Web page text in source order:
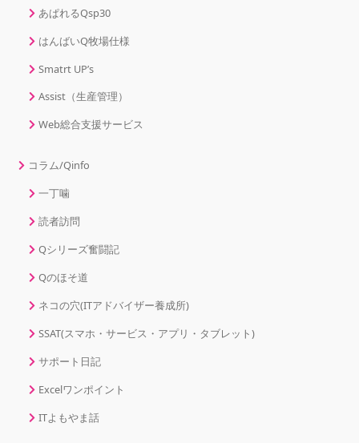
あぱれるQsp30
はんばいQ牧場仕様
Smatrt UP’s
Assist（生産管理）
Web総合支援サービス
コラム/Qinfo
一丁噛
読者訪問
Qシリーズ奮闘記
Qのほそ道
ネコの穴(ITアドバイザー養成所)
SSAT(スマホ・サービス・アプリ・タブレット)
サポート日記
Excelワンポイント
ITよもやま話